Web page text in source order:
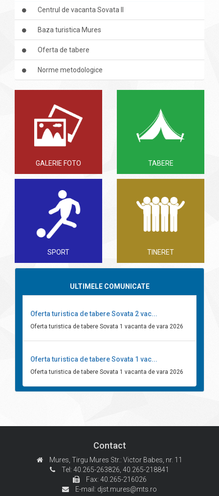
Centrul de vacanta Sovata II
Baza turistica Mures
Oferta de tabere
Norme metodologice
GALERIE FOTO TABERE
SPORT TINERET
ULTIMELE COMUNICATE
Oferta turistica de tabere Sovata 2 vac...
Oferta turistica de tabere Sovata 1 vacanta de vara 2026
Oferta turistica de tabere Sovata 1 vac...
Oferta turistica de tabere Sovata 1 vacanta de vara 2026
Contact
Mures, Tirgu Mures Str.: Victor Babes, nr. 11
Tel: 40.265-263826, 40.265-218841
Fax: 40.265-216026
E-mail: djst.mures@mts.ro